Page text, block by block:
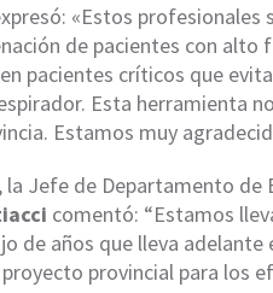
«Estos profesionales
de pacientes con
pacientes críticos que
Esta herramienta
Estamos muy
la Jefe de Departamento
comentó: “Estamos
de años que lleva adelante
provincial para los